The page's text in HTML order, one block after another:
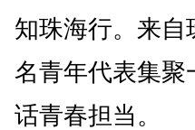
知珠海行。来自
名青年代表集聚
话青春担当。